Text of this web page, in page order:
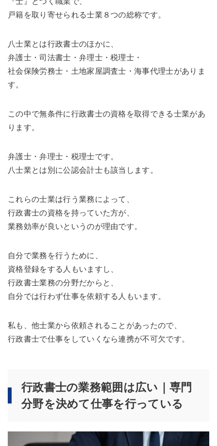
戸籍を取り寄せられる士業８つの総称です。
八士業とは行政書士のほかに、
弁護士・司法書士・弁理士・税理士・
社会保険労務士・土地家屋調査士・海事代理士がありま
す。
この中で無条件に行政書士の資格を取得できる士業があ
ります。
弁護士・弁理士・税理士です。
八士業とは別に公認会計士も該当します。
これらの士業は行う業務によって、
行政書士の資格を持っていた方が、
業務効率が良いというのが理由です。
自分で業務を行うために、
資格登録をする人もいますし、
行政書士業務の分野だからと、
自分では行わず仕事を依頼する人もいます。
私も、他士業から依頼されることがあったので、
行政書士で仕事をしていくなら連携が不可欠です。
行政書士の業務範囲は広い｜専門
分野を決めて仕事を行っている